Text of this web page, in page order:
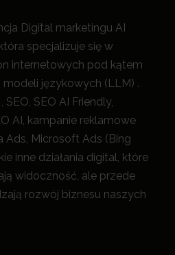
Digital marketingu AI
specjalizuje się w
internetowych pod kątem
modeli językowych (LLM) .
SEO, SEO AI Friendly,
AI, kampanie reklamowe
Ads, Microsoft Ads (Bing
inne działania digital, które
widoczność, ale przede
rozwój biznesu naszych